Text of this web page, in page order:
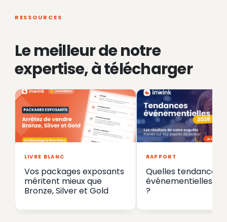
RESSOURCES
Le meilleur de notre
expertise, à télécharger
LIVRE BLANC
Vos packages exposants
méritent mieux que
Bronze, Silver et Gold
RAPPORT
Quelles tendances
événementielles en
?